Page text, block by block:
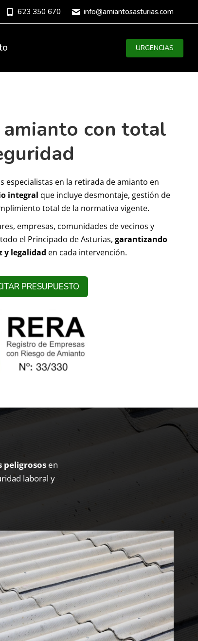
623 350 670 info@amiantosasturias.com
URGENCIAS
con total
especialistas en la retirada de amianto en
integral que incluye desmontaje, gestión de
total de la normativa vigente.
empresas, comunidades de vecinos y
el Principado de Asturias, garantizando
y legalidad en cada intervención.
PRESUPUESTO
peligrososen
laboral y